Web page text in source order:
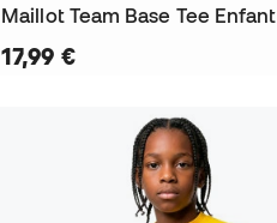
Maillot Team Base Tee Enfant
17,99 €